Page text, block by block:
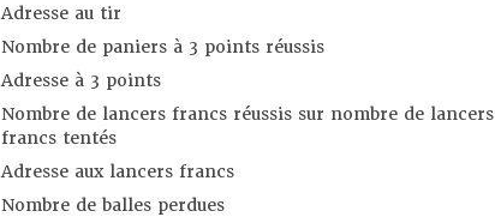
Adresse au tir
Nombre de paniers à 3 points réussis
Adresse à 3 points
Nombre de lancers francs réussis sur nombre de lancers
francs tentés
Adresse aux lancers francs
Nombre de balles perdues